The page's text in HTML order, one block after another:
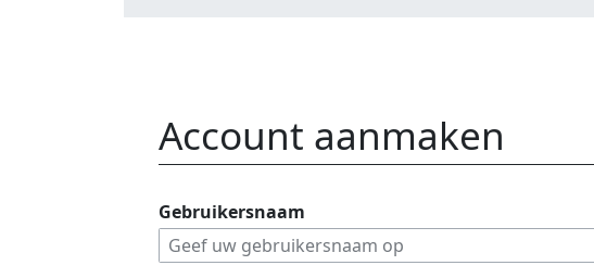
Account aanmaken
Gebruikersnaam